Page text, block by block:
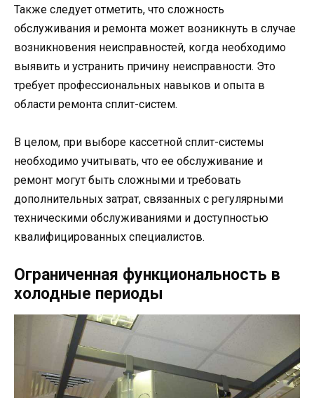
Также следует отметить, что сложность
обслуживания и ремонта может возникнуть в случае
возникновения неисправностей, когда необходимо
выявить и устранить причину неисправности. Это
требует профессиональных навыков и опыта в
области ремонта сплит-систем.
В целом, при выборе кассетной сплит-системы
необходимо учитывать, что ее обслуживание и
ремонт могут быть сложными и требовать
дополнительных затрат, связанных с регулярными
техническими обслуживаниями и доступностью
квалифицированных специалистов.
Ограниченная функциональность в
холодные периоды